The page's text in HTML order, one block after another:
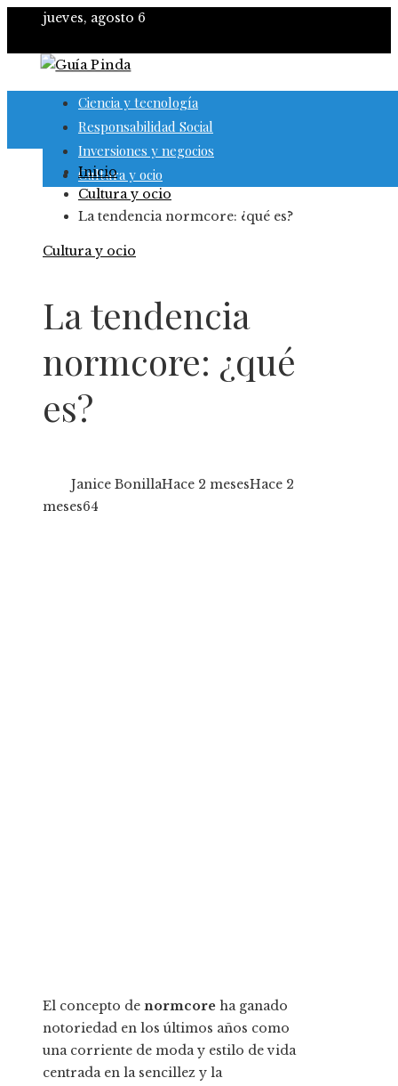
jueves, agosto 6
Ciencia y tecnología
Responsabilidad Social
Inversiones y negocios
Cultura y ocio
Inicio
Cultura y ocio
La tendencia normcore: ¿qué es?
Cultura y ocio
La tendencia
normcore: ¿qué
es?
Janice BonillaHace 2 mesesHace 2
meses64
El concepto de normcore ha ganado
notoriedad en los últimos años como
una corriente de moda y estilo de vida
centrada en la sencillez y la